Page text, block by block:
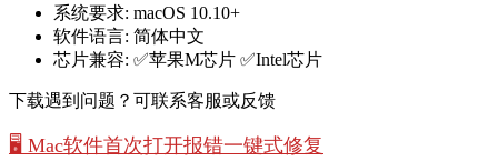
系统要求: macOS 10.10+
软件语言: 简体中文
芯片兼容: ✅苹果M芯片 ✅Intel芯片
下载遇到问题？可联系客服或反馈
🖥️ Mac软件首次打开报错一键式修复